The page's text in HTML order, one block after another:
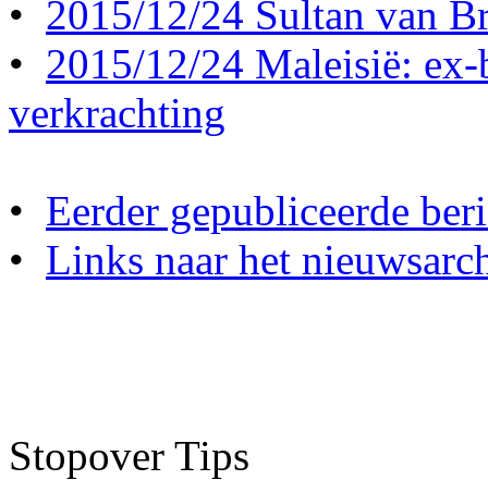
• 2015/12/24 Sultan van
• 2015/12/24 Maleisië:
verkrachting
• Eerder gepubliceerde
• Links naar het
Stopover Tips